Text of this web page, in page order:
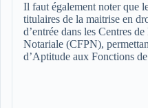
Il faut également noter que
titulaires de la maitrise en
d’entrée dans les Centres
Notariale (CFPN),
d’Aptitude aux Fonctions